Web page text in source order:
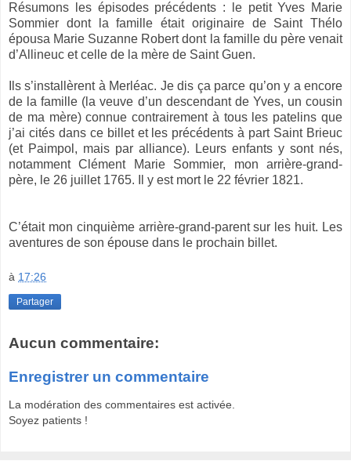
Résumons les épisodes précédents : le petit Yves Marie
Sommier dont la famille était originaire de Saint Thélo
épousa Marie Suzanne Robert dont la famille du père venait
d’Allineuc et celle de la mère de Saint Guen.
Ils s’installèrent à Merléac. Je dis ça parce qu’on y a encore
de la famille (la veuve d’un descendant de Yves, un cousin
de ma mère) connue contrairement à tous les patelins que
j’ai cités dans ce billet et les précédents à part Saint Brieuc
(et Paimpol, mais par alliance). Leurs enfants y sont nés,
notamment Clément Marie Sommier, mon arrière-grand-
père, le 26 juillet 1765. Il y est mort le 22 février 1821.
C’était mon cinquième arrière-grand-parent sur les huit. Les
aventures de son épouse dans le prochain billet.
à 17:26
Partager
Aucun commentaire:
Enregistrer un commentaire
La modération des commentaires est activée.
Soyez patients !